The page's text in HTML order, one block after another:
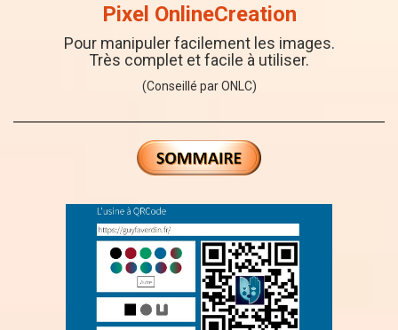
Pixel OnlineCreation
Pour manipuler facilement les images.
Très complet et facile à utiliser.
(Conseillé par ONLC)